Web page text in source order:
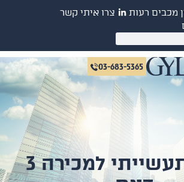
מכבים רעות
צרו איתי קשר
03-683-5365
מגרש תעשייתי למכירה 3